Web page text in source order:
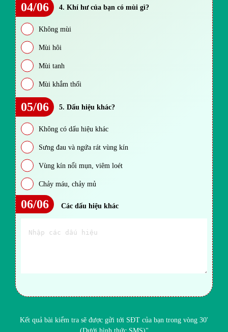
04/06 4. Khí hư của bạn có mùi gì?
Không mùi
Mùi hôi
Mùi tanh
Mùi khắm thối
05/06 5. Dấu hiệu khác?
Không có dấu hiệu khác
Sưng đau và ngứa rát vùng kín
Vùng kín nổi mụn, viêm loét
Chảy máu, chảy mủ
06/06 Các dấu hiệu khác
Kết quả bài kiểm tra sẽ được gửi tới SĐT của bạn trong vòng 30'